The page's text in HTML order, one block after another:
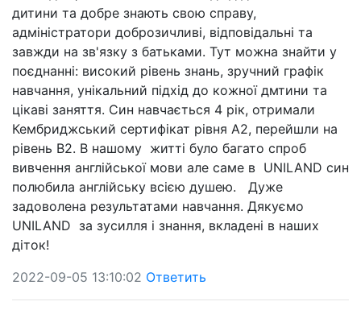
дитини та добре знають свою справу,
адміністратори доброзичливі, відповідальні та
завжди на зв'язку з батьками. Тут можна знайти у
поєднанні: високий рівень знань, зручний графік
навчання, унікальний підхід до кожної дмтини та
цікаві заняття. Син навчається 4 рік, отримали
Кембриджський сертифікат рівня А2, перейшли на
рівень В2. В нашому житті було багато спроб
вивчення англійської мови але саме в UNILAND син
полюбила англійську всією душею. Дуже
задоволена результатами навчання. Дякуємо
UNILAND за зусилля і знання, вкладені в наших
діток!
2022-09-05 13:10:02 Ответить